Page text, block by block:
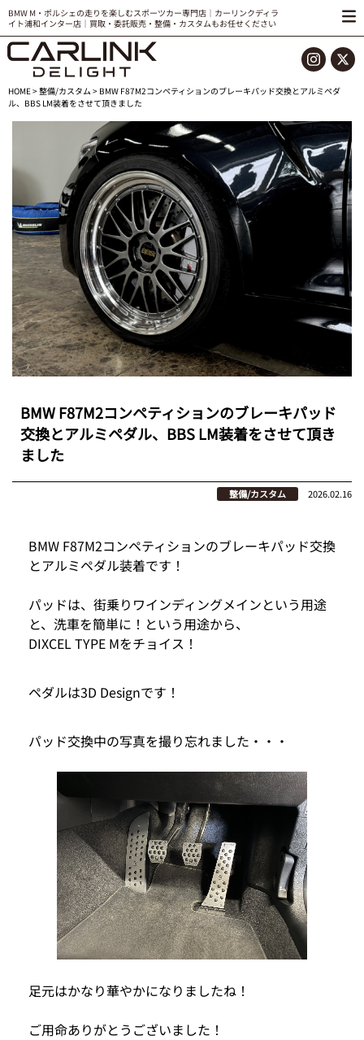
BMW M・ポルシェの走りを楽しむスポーツカー専門店｜カーリンクディラ
イト浦和インター店｜買取・委託販売・整備・カスタムもお任せください
HOME>整備/カスタム> BMW F87M2コンペティションのブレーキパッド交換とアルミペダ
ル、BBS LM装着をさせて頂きました
BMW F87M2コンペティションのブレーキパッド
交換とアルミペダル、BBS LM装着をさせて頂き
ました
整備/カスタム 2026.02.16
BMW F87M2コンペティションのブレーキパッド交換
とアルミペダル装着です！
パッドは、街乗りワインディングメインという用途
と、洗車を簡単に！という用途から、
DIXCEL TYPE Mをチョイス！
ペダルは3D Designです！
パッド交換中の写真を撮り忘れました・・・
足元はかなり華やかになりましたね！
ご用命ありがとうございました！